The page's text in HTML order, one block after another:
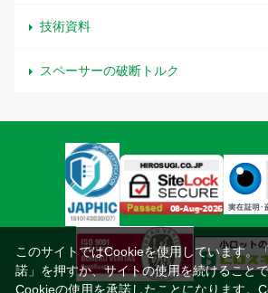
技術資料
スペーサーの破断トルク
このサイトではCookieを使用しています。
諾」を押すか、サイトの使用を続けることで
Cookieの使用を承諾したことになります。